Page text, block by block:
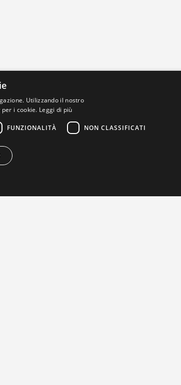
Utilizzando il nostro
i cookie. Leggi di più
FUNZIONALITÀ NON CLASSIFICATI